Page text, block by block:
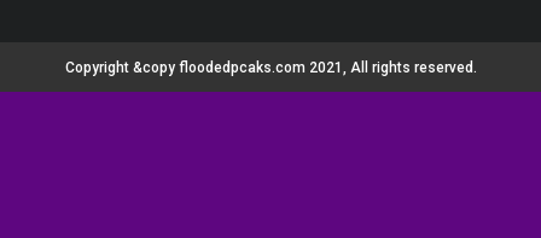
Copyright &copy floodedpcaks.com 2021, All rights reserved.